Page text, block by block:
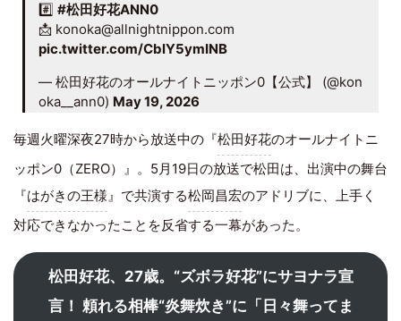
#️⃣ #松田好花ANN0
📩 konoka@allnightnippon.com
pic.twitter.com/CblY5ymINB
— 松田好花のオールナイトニッポン0【公式】 (@kon
oka__ann0) May 19, 2026
毎週火曜深夜27時から放送中の『松田好花のオールナイトニ
ッポン0（ZERO）』。5月19日の放送で松田は、出演中の舞台
『はがきの王様』で共演する松岡昌宏のアドリブに、上手く
対応できなかったことを反省する一幕があった。
松田好花、27歳。“ズボラ好花”にサヨナラ宣
言！ 頼れる相棒“炎舞炊き”に「日々舞ってま